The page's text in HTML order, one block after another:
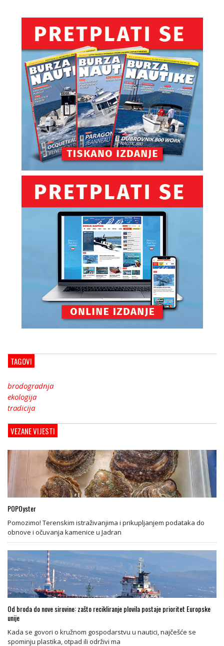
TAGOVI
brodogradnja
ekologija
tradicija
VEZANE VIJESTI
POPOyster
Pomozimo! Terenskim istraživanjima i prikupljanjem podataka do
obnove i očuvanja kamenice u Jadran
Od broda do nove sirovine: zašto recikliranje plovila postaje prioritet Europske
unije
Kada se govori o kružnom gospodarstvu u nautici, najčešće se
spominju plastika, otpad ili održivi ma